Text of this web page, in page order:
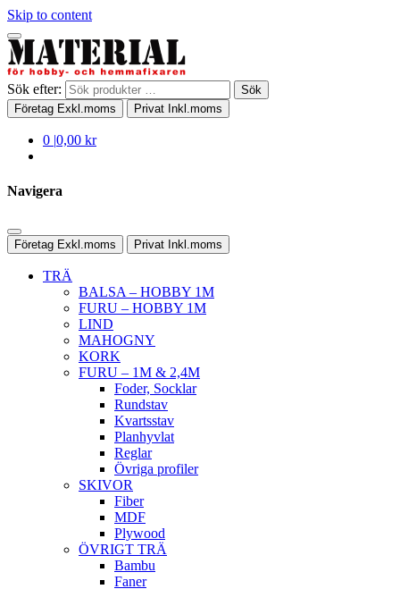
Skip to content
Sök efter:
Sök
Företag Exkl.moms Privat Inkl.moms
0 |0,00 kr
Navigera
Företag Exkl.moms Privat Inkl.moms
TRÄ
BALSA – HOBBY 1M
FURU – HOBBY 1M
LIND
MAHOGNY
KORK
FURU – 1M & 2,4M
Foder, Socklar
Rundstav
Kvartsstav
Planhyvlat
Reglar
Övriga profiler
SKIVOR
Fiber
MDF
Plywood
ÖVRIGT TRÄ
Bambu
Faner